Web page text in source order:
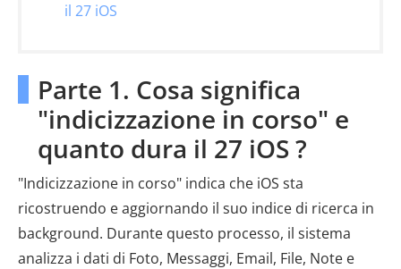
il 27 iOS
Parte 1. Cosa significa
"indicizzazione in corso" e
quanto dura il 27 iOS ?
"Indicizzazione in corso" indica che iOS sta
ricostruendo e aggiornando il suo indice di ricerca in
background. Durante questo processo, il sistema
analizza i dati di Foto, Messaggi, Email, File, Note e